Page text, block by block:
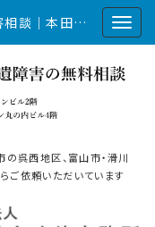
富山の弁護士による交通事故・後遺障害相談｜本田総合法律事務所
の呉西地区、富山市・滑川
ご依頼いただいています